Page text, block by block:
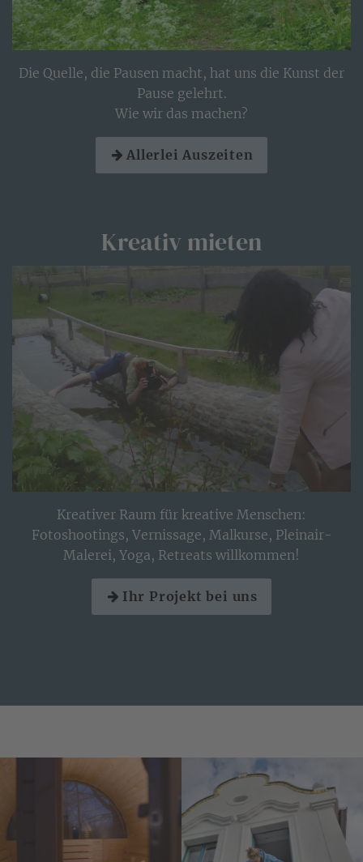
Die Quelle, die Pausen macht, hat uns die Kunst der
Pause gelehrt.
Wie wir das machen?
Allerlei Auszeiten
Kreativ mieten
Kreativer Raum für kreative Menschen:
Fotoshootings, Vernissage, Malkurse, Pleinair-
Malerei, Yoga, Retreats willkommen!
Ihr Projekt bei uns